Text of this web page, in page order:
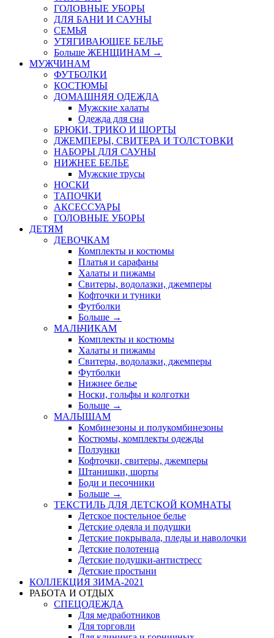
ГОЛОВНЫЕ УБОРЫ
ДЛЯ БАНИ И САУНЫ
СЕМЬЯ
УТЯГИВАЮЩЕЕ БЕЛЬЕ
Больше ЖЕНЩИНАМ →
МУЖЧИНАМ
ФУТБОЛКИ
КОСТЮМЫ
ДОМАШНЯЯ ОДЕЖДА
Мужские халаты
Одежда для сна
БРЮКИ, ТРИКО И ШОРТЫ
ДЖЕМПЕРЫ, СВИТЕРА И ТОЛСТОВКИ
НАБОРЫ ДЛЯ САУНЫ
НИЖНЕЕ БЕЛЬЕ
Мужские трусы
НОСКИ
ТАПОЧКИ
АКСЕССУАРЫ
ГОЛОВНЫЕ УБОРЫ
ДЕТЯМ
ДЕВОЧКАМ
Комплекты и костюмы
Платья и сарафаны
Халаты и пижамы
Свитеры, водолазки, джемперы
Кофточки и туники
Футболки
Больше →
МАЛЬЧИКАМ
Комплекты и костюмы
Халаты и пижамы
Свитеры, водолазки, джемперы
Футболки
Нижнее белье
Носки, гольфы и колготки
Больше →
МАЛЫШАМ
Комбинезоны и полукомбинезоны
Костюмы, комплекты одежды
Ползунки
Кофточки, свитеры, джемперы
Штанишки, шорты
Боди и песочники
Больше →
ТЕКСТИЛЬ ДЛЯ ДЕТСКОЙ КОМНАТЫ
Детское постельное белье
Детские одеяла и подушки
Детские покрывала, пледы и наволочки
Детские полотенца
Детские подушки-антистресс
Детские простыни
КОЛЛЕКЦИЯ ЗИМА-2021
РАБОТА И ОТДЫХ
СПЕЦОДЕЖДА
Для медработников
Для торговли